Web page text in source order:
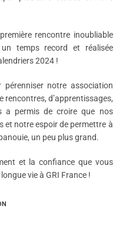
rencontre inoubliable
temps record et réalisée
2024 !
notre association
rencontres, d’apprentissages,
a permis de croire que nos
notre espoir de permettre à
un peu plus grand.
et la confiance que vous
vie à GRI France !